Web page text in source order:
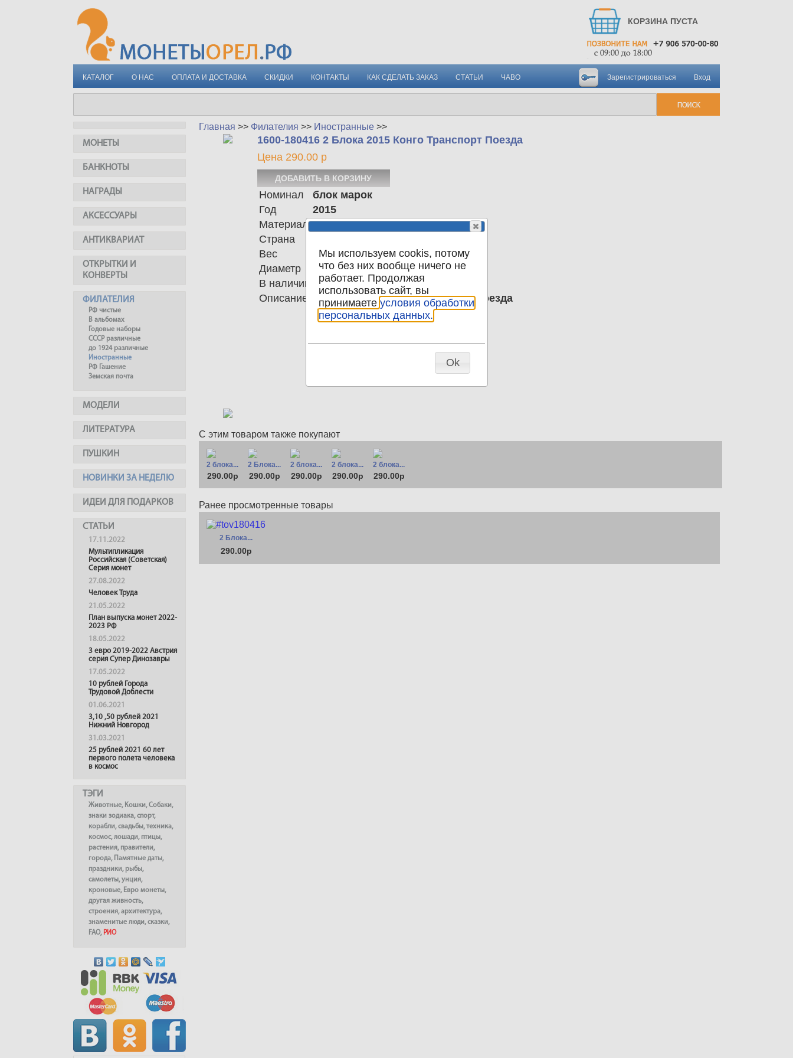
КОРЗИНА ПУСТА
КАТАЛОГ О НАС ОПЛАТА И ДОСТАВКА СКИДКИ КОНТАКТЫ КАК СДЕЛАТЬ ЗАКАЗ СТАТЬИ ЧАВО Вход
Зарегистрироваться
МОНЕТЫ
БАНКНОТЫ
НАГРАДЫ
АКСЕССУАРЫ
АНТИКВАРИАТ
ОТКРЫТКИ И
КОНВЕРТЫ
ФИЛАТЕЛИЯ
РФ чистые
В альбомах
Годовые наборы
СССР различные
до 1924 различные
Иностранные
РФ Гашение
Земская почта
МОДЕЛИ
ЛИТЕРАТУРА
ПУШКИН
НОВИНКИ ЗА НЕДЕЛЮ
ИДЕИ ДЛЯ ПОДАРКОВ
СТАТЬИ
17.11.2022
Мультипликация
Российская (Советская)
Серия монет
27.08.2022
Человек Труда
21.05.2022
План выпуска монет 2022-
2023 РФ
18.05.2022
3 евро 2019-2022 Австрия
серия Супер Динозавры
17.05.2022
10 рублей Города
Трудовой Доблести
01.06.2021
3,10 ,50 рублей 2021
Нижний Новгород
31.03.2021
25 рублей 2021 60 лет
первого полета человека
в космос
ТЭГИ
Животные, Кошки,Собаки,
знаки зодиака,спорт,
корабли,свадьбы,техника,
космос,лошади, птицы,
растения, правители,
города, Памятные даты,
праздники, рыбы,
самолеты,унция,
кроновые, Евро монеты,
другая живность,
строения,архитектура,
знаменитые люди,сказки,
FAO, РИО
Главная >> Филателия >> Иностранные >>
1600-180416 2 Блока 2015 Конго Транспорт Поезда
Цена 290.00 р
Номинал
блок марок
Год
2015
Материал
Страна
Вес
0.00
Диаметр
0.00
В наличии
Описание
2 Блока 2015 Конго Транспорт Поезда
С этим товаром также покупают
2 блока...
290.00р
2 Блока...
290.00р
2 блока...
290.00р
2 блока...
290.00р
2 блока...
290.00р
Ранее просмотренные товары
2 Блока...
290.00р
Мы используем cookis, потому
что без них вообще ничего не
работает. Продолжая
использовать сайт, вы
принимаете условия обработки
персональных данных.
Ok